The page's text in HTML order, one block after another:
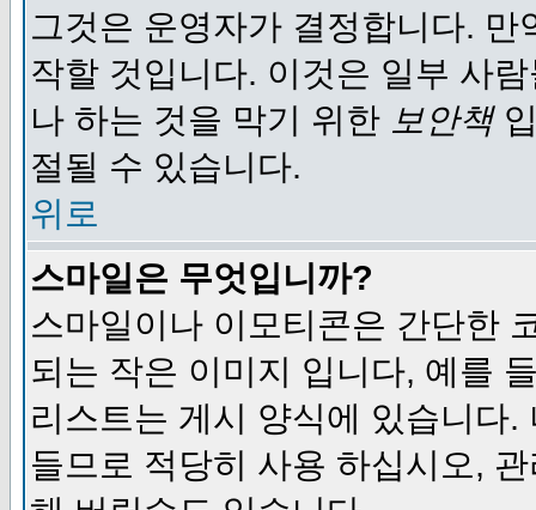
그것은 운영자가 결정합니다.
작할 것입니다. 이것은 일부 사
나 하는 것을 막기 위한 보안책
절될 수 있습니다.
위로
스마일은 무엇입니까?
스마일이나 이모티콘은 간단한
되는 작은 이미지 입니다, 예를
리스트는 게시 양식에 있습니다
들므로 적당히 사용 하십시오,